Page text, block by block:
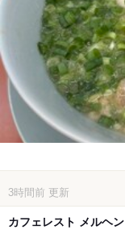
3時間前 更新
カフェレスト メルヘン